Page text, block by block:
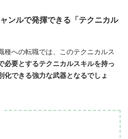
ンルで発揮できる「テクニカル
種への転職では、このテクニカルス
必要とするテクニカルスキルを持っ
化できる強力な武器となるでしょ